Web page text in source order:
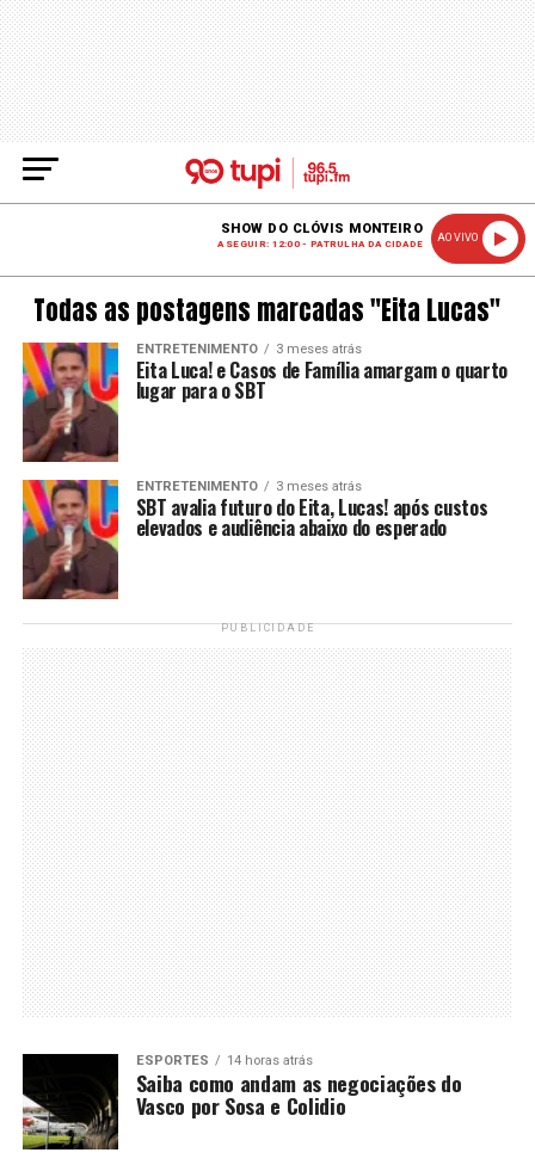
SHOW DO CLÓVIS MONTEIRO
A SEGUIR: 12:00 - PATRULHA DA CIDADE
AO VIVO
Todas as postagens marcadas "Eita Lucas"
ENTRETENIMENTO 3 meses atrás
Eita Luca! e Casos de Família amargam o quarto
lugar para o SBT
ENTRETENIMENTO 3 meses atrás
SBT avalia futuro do Eita, Lucas! após custos
elevados e audiência abaixo do esperado
PUBLICIDADE
ESPORTES 14 horas atrás
Saiba como andam as negociações do
Vasco por Sosa e Colidio